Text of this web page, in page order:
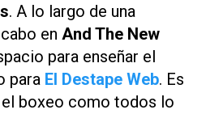
. A lo largo de una
en And The New
para enseñar el
para El Destape Web. Es
boxeo como todos lo